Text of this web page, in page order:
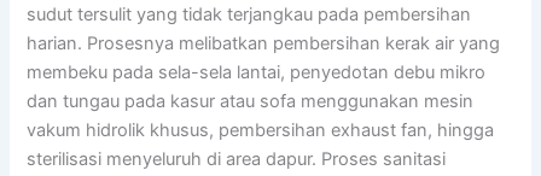
sudut tersulit yang tidak terjangkau pada pembersihan
harian. Prosesnya melibatkan pembersihan kerak air yang
membeku pada sela-sela lantai, penyedotan debu mikro
dan tungau pada kasur atau sofa menggunakan mesin
vakum hidrolik khusus, pembersihan exhaust fan, hingga
sterilisasi menyeluruh di area dapur. Proses sanitasi